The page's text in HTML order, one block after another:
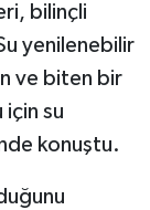
bilinçli
yenilenebilir
ve biten bir
için su
konuştu.